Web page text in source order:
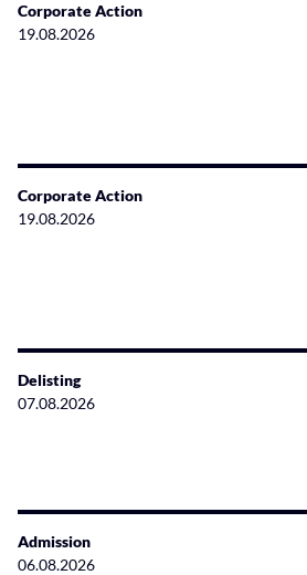
Corporate Action
19.08.2026
Corporate Action
19.08.2026
Delisting
07.08.2026
Admission
06.08.2026